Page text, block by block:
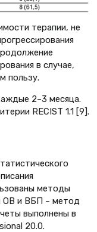
терапии, не
в случае,
пользу.
2–3 месяца.
RECIST 1.1 [9].
методы
ОВ и ВБП – метод
выполнены в
20.0.